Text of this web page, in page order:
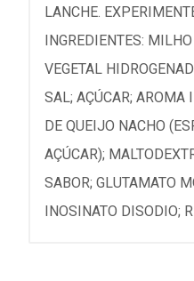
LANCHE.
INGREDIENTES:
VEGETAL
SAL; AÇÚCAR; AROMA
DE QUEIJO NACHO
AÇÚCAR);
SABOR; GLUTAMATO
INOSINATO DISODIO;